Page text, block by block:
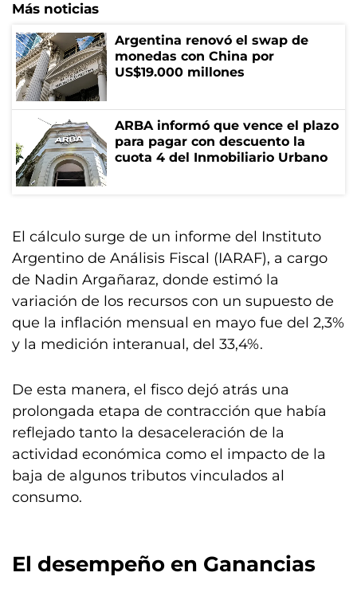
Más noticias
Argentina renovó el swap de
monedas con China por
US$19.000 millones
ARBA informó que vence el plazo
para pagar con descuento la
cuota 4 del Inmobiliario Urbano
El cálculo surge de un informe del Instituto
Argentino de Análisis Fiscal (IARAF), a cargo
de Nadin Argañaraz, donde estimó la
variación de los recursos con un supuesto de
que la inflación mensual en mayo fue del 2,3%
y la medición interanual, del 33,4%.
De esta manera, el fisco dejó atrás una
prolongada etapa de contracción que había
reflejado tanto la desaceleración de la
actividad económica como el impacto de la
baja de algunos tributos vinculados al
consumo.
El desempeño en Ganancias